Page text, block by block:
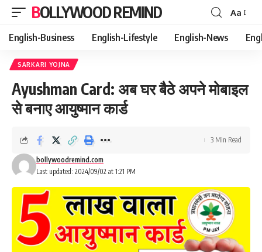
BOLLYWOOD REMIND
Font
Resizer
Aa
English-Business English-Lifestyle English-News
SARKARI YOJNA
Ayushman Card: अब घर बैठे अपने मोबाइल
से बनाए आयुष्मान कार्ड
Last updated: 2024/09/02 at 1:21 PM
bollywoodremind.com
3 Min Read